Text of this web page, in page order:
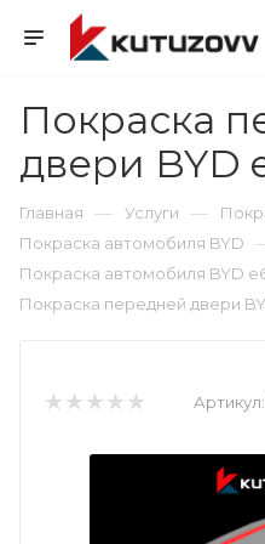
Покраска
двери BYD
Главная — Услуги —
Покраска автомобиля BYD
Покраска автомобиля BYD
Покраска передней двери
Артикул: